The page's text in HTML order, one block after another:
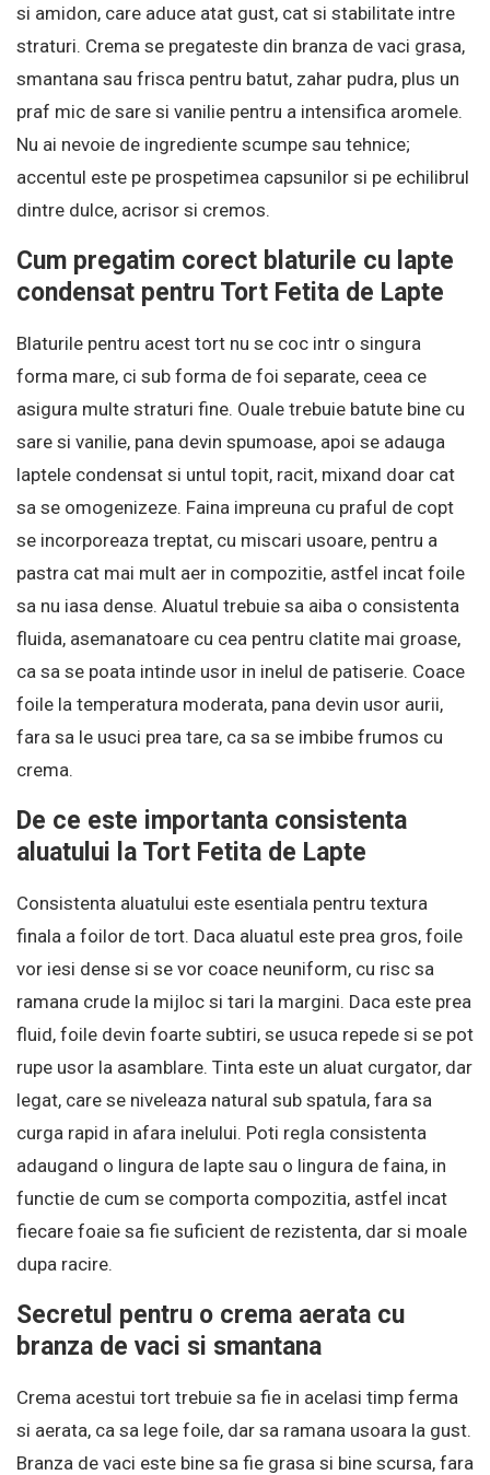
si amidon, care aduce atat gust, cat si stabilitate intre
straturi. Crema se pregateste din branza de vaci grasa,
smantana sau frisca pentru batut, zahar pudra, plus un
praf mic de sare si vanilie pentru a intensifica aromele.
Nu ai nevoie de ingrediente scumpe sau tehnice;
accentul este pe prospetimea capsunilor si pe echilibrul
dintre dulce, acrisor si cremos.
Cum pregatim corect blaturile cu lapte
condensat pentru Tort Fetita de Lapte
Blaturile pentru acest tort nu se coc intr o singura
forma mare, ci sub forma de foi separate, ceea ce
asigura multe straturi fine. Ouale trebuie batute bine cu
sare si vanilie, pana devin spumoase, apoi se adauga
laptele condensat si untul topit, racit, mixand doar cat
sa se omogenizeze. Faina impreuna cu praful de copt
se incorporeaza treptat, cu miscari usoare, pentru a
pastra cat mai mult aer in compozitie, astfel incat foile
sa nu iasa dense. Aluatul trebuie sa aiba o consistenta
fluida, asemanatoare cu cea pentru clatite mai groase,
ca sa se poata intinde usor in inelul de patiserie. Coace
foile la temperatura moderata, pana devin usor aurii,
fara sa le usuci prea tare, ca sa se imbibe frumos cu
crema.
De ce este importanta consistenta
aluatului la Tort Fetita de Lapte
Consistenta aluatului este esentiala pentru textura
finala a foilor de tort. Daca aluatul este prea gros, foile
vor iesi dense si se vor coace neuniform, cu risc sa
ramana crude la mijloc si tari la margini. Daca este prea
fluid, foile devin foarte subtiri, se usuca repede si se pot
rupe usor la asamblare. Tinta este un aluat curgator, dar
legat, care se niveleaza natural sub spatula, fara sa
curga rapid in afara inelului. Poti regla consistenta
adaugand o lingura de lapte sau o lingura de faina, in
functie de cum se comporta compozitia, astfel incat
fiecare foaie sa fie suficient de rezistenta, dar si moale
dupa racire.
Secretul pentru o crema aerata cu
branza de vaci si smantana
Crema acestui tort trebuie sa fie in acelasi timp ferma
si aerata, ca sa lege foile, dar sa ramana usoara la gust.
Branza de vaci este bine sa fie grasa si bine scursa, fara